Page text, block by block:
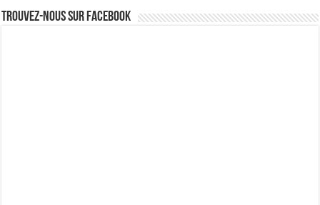
Trouvez-nous sur Facebook